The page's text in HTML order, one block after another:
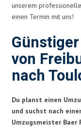
unserem
einen Termin mit uns!
von
nach
Du planst einen
und suchst nach
Umzugsmeister Baer